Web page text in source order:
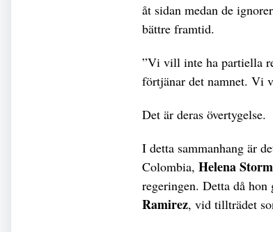
åt sidan medan de
bättre framtid.
”Vi vill inte ha partiella
förtjänar det namnet. Vi
Det är deras övertygelse.
I detta sammanhang är
Colombia, Helena Storm
regeringen. Detta då
Ramirez, vid tillträdet